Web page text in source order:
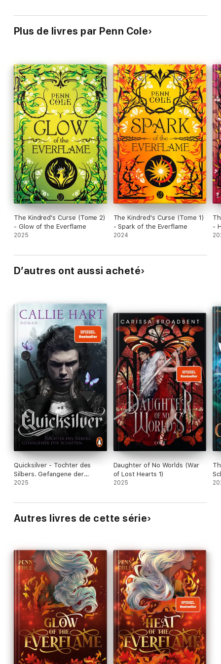
Plus de livres par Penn Cole
The Kindred's Curse (Tome 2)
- Glow of the Everflame
2025
The Kindred's Curse (Tome 1)
- Spark of the Everflame
2024
-
D’autres ont aussi acheté
Quicksilver - Tochter des
Silbers. Gefangene der
Schatten
2025
Daughter of No Worlds (War
of Lost Hearts 1)
2025
Autres livres de cette série